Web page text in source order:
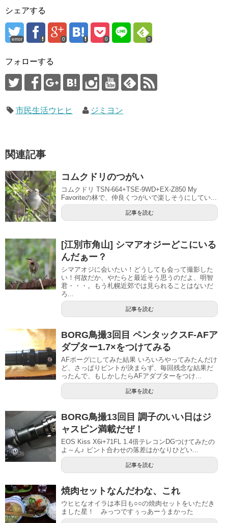
シェアする
error 0 0 0
フォローする
市民生活ウヒヒ ジミヨン
関連記事
コムクドリのつがい
コムクドリ TSN-664+TSE-9WD+EX-Z850 My
Favoriteの林で、仲良くつがいで楽しそうにしてい...
記事を読む
[江別市角山] シマアオジーどこにいる
んだぁー？
シマアオジに会いたい！どうしても会って撮影した
い！何故だか、やたらと最近そう思うのだよ、明智
君・・・。もう札幌近郊では見られることはないだ
ろ...
記事を読む
BORG鳥撮3回目 ペンタックスF-AFア
ダプター1.7×をつけてみる
AFボーグにしてみた結果 いろいろやってみたんだけ
ど、さっぱりピントが決まらず、毎回残念な結果だ
ったんで、もしかしたらAFアダプターをつけ...
記事を読む
BORG鳥撮13回目 調子のいい日はジ
ャスピン満載だぜ！
EOS Kiss X6i+71FL 1.4倍テレコンDGつけてみたの
よ～ん♪ ピント合わせの落差はかなりひどい...
記事を読む
焼肉セットなんだわな、これ
ウヒヒなオイラは本日も○○の焼肉セットをいただき
ました星！ みっつですぅっあーうまかった